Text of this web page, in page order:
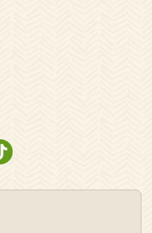
OP PINTEREST
OP YOUTUBE
NATURESCANNER OP TIKTOK